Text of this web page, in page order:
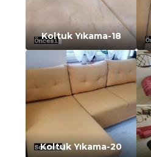
Koltuk Yıkama-18
Koltuk Yıkama-20